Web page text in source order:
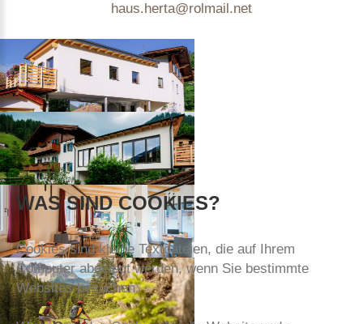
haus.herta@rolmail.net
WAS SIND COOKIES?
Cookies sind kleine Textdateien, die auf Ihrem
Computer abgelegt werden, wenn Sie bestimmte
Websites besuchen.